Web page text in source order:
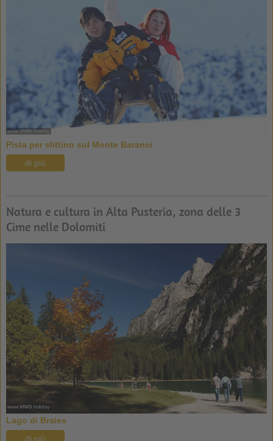
Pista per slittino sul Monte Baranci
di più
Natura e cultura in Alta Pusteria, zona delle 3
Cime nelle Dolomiti
Lago di Braies
di più